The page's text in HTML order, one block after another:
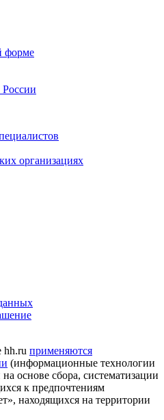
форме
России
организациях
hh.ru применяются
(информационные технологии
основе сбора, систематизации
к предпочтениям
находящихся на территории